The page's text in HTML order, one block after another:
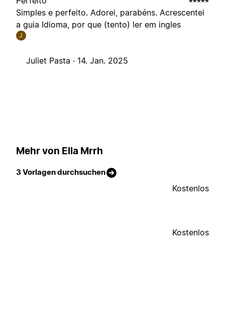
Simples e perfeito. Adorei, parabéns. Acrescentei
a guia Idioma, por que (tento) ler em ingles
J
Juliet Pasta · 14. Jan. 2025
Mehr von Ella Mrrh
3 Vorlagen durchsuchen
Kostenlos
Kostenlos